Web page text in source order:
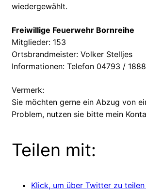
wiedergewählt.
Freiwillige Feuerwehr Bornreihe
Mitglieder: 153
Ortsbrandmeister: Volker Stelljes
Informationen: Telefon 04793 / 1888
Vermerk:
Sie möchten gerne ein Abzug von
Problem, nutzen sie bitte mein
Teilen mit:
Klick, um über Twitter zu